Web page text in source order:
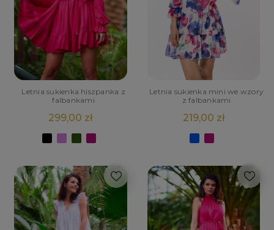
Letnia sukienka hiszpanka z
falbankami
299,00 zł
Letnia sukienka mini we wzory
z falbankami
219,00 zł